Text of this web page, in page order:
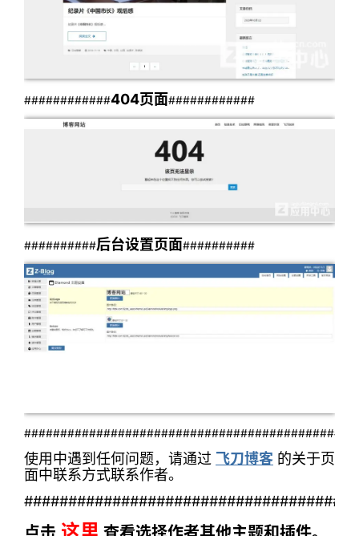
############404页面############
##########后台设置页面##########
使用中遇到任何问题，请通过 飞刀博客 的关于页
面中联系方式联系作者。